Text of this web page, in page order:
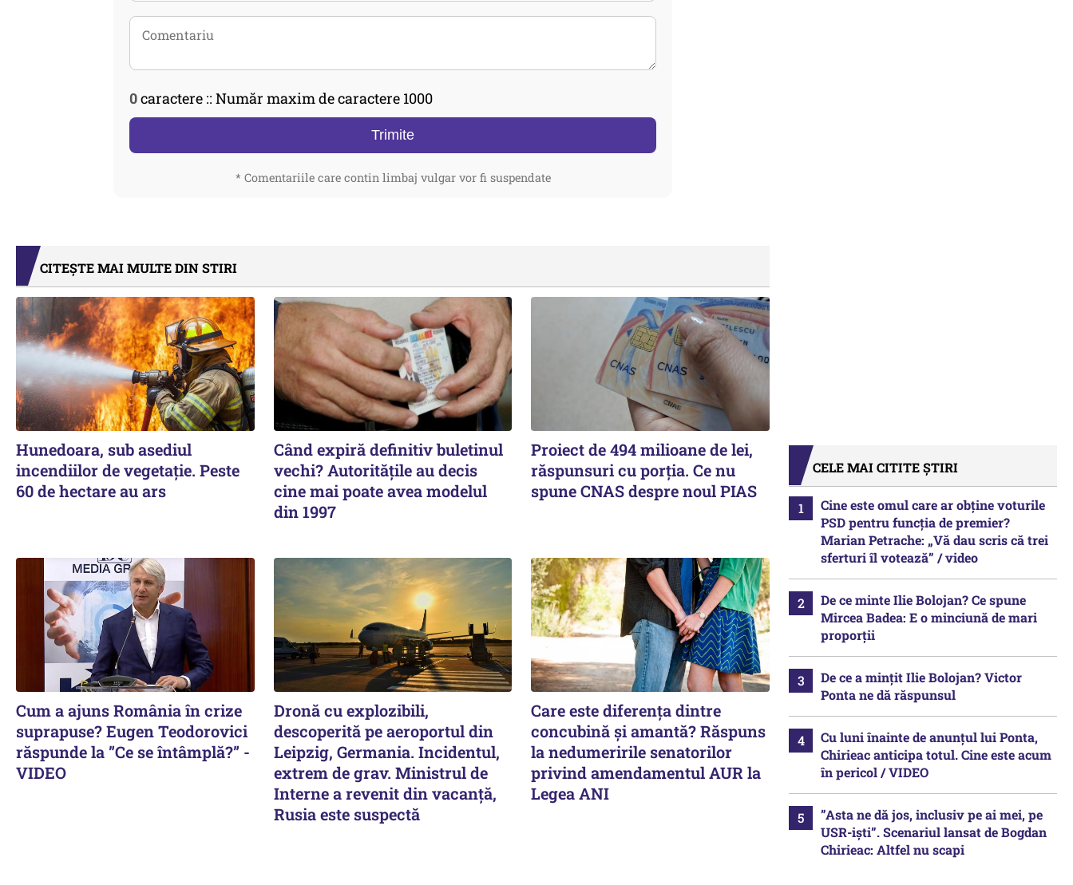
0caractere :: Număr maxim de caractere 1000
Trimite
* Comentariile care contin limbaj vulgar vor fi suspendate
CITEȘTE MAI MULTE DIN STIRI
Hunedoara, sub asediul
incendiilor de vegetație. Peste
60 de hectare au ars
Când expiră definitiv buletinul
vechi? Autoritățile au decis
cine mai poate avea modelul
din 1997
Proiect de 494 milioane de lei,
răspunsuri cu porția. Ce nu
spune CNAS despre noul PIAS
Cum a ajuns România în crize
suprapuse? Eugen Teodorovici
răspunde la ”Ce se întâmplă?” -
VIDEO
Dronă cu explozibili,
descoperită pe aeroportul din
Leipzig, Germania. Incidentul,
extrem de grav. Ministrul de
Interne a revenit din vacanță,
Rusia este suspectă
Care este diferența dintre
concubină și amantă? Răspuns
la nedumeririle senatorilor
privind amendamentul AUR la
Legea ANI
CELE MAI CITITE ȘTIRI
Cine este omul care ar obține voturile
PSD pentru funcția de premier?
Marian Petrache: „Vă dau scris că trei
sferturi îl votează” / video
De ce minte Ilie Bolojan? Ce spune
Mircea Badea: E o minciună de mari
proporții
De ce a mințit Ilie Bolojan? Victor
Ponta ne dă răspunsul
Cu luni înainte de anunțul lui Ponta,
Chirieac anticipa totul. Cine este acum
în pericol / VIDEO
”Asta ne dă jos, inclusiv pe ai mei, pe
USR-iști”. Scenariul lansat de Bogdan
Chirieac: Altfel nu scapi